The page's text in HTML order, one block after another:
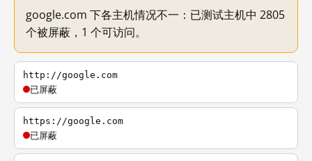
google.com 下各主机情况不一：已测试主机中 2805
个被屏蔽，1 个可访问。
http://google.com
已屏蔽
https://google.com
已屏蔽